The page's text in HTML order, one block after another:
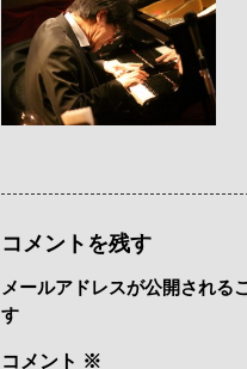
コメントを残す
メールアドレスが公開される
す
コメント ※